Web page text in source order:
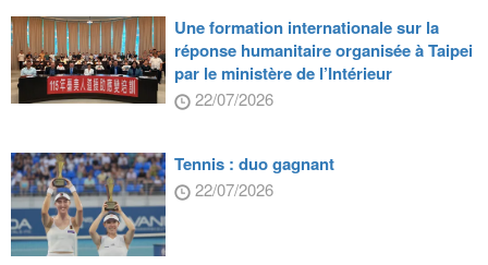
Une formation internationale sur la
réponse humanitaire organisée à Taipei
par le ministère de l’Intérieur
22/07/2026
Tennis : duo gagnant
22/07/2026